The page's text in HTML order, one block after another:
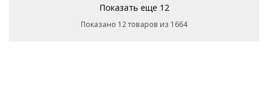
Показать еще 12
Показано 12 товаров из 1664